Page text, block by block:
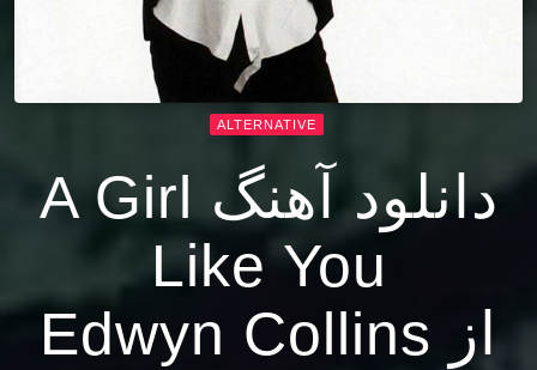
ALTERNATIVE
دانلود آهنگ A Girl
Like You
از Edwyn Collins